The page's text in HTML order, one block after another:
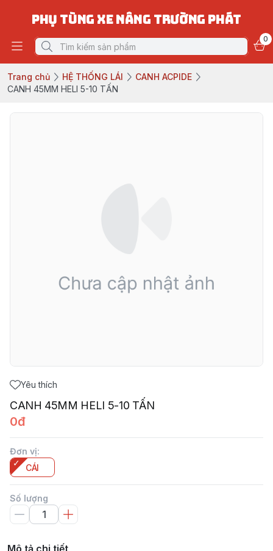
PHỤ TÙNG XE NÂNG TRƯỜNG PHÁT
0
Trang chủ HỆ THỐNG LÁI
CANH ACPIDE
CANH 45MM HELI 5-10 TẤN
Yêu thích
CANH 45MM HELI 5-10 TẤN
0đ
Đơn vị:
CÁI
Số lượng
Mô tả chi tiết